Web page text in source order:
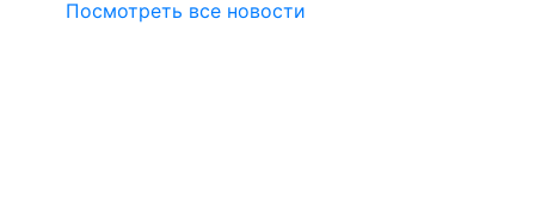
Посмотреть все новости